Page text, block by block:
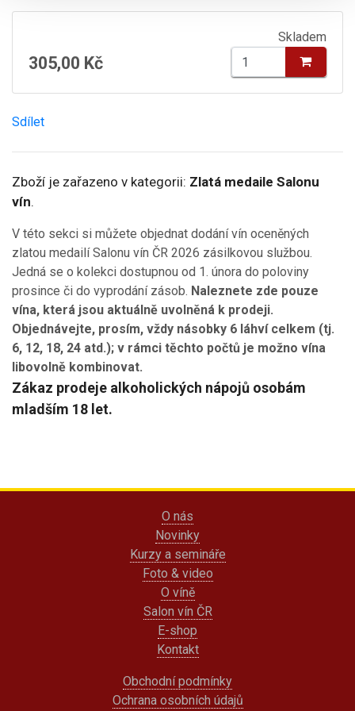
Skladem
305,00 Kč
Sdílet
Zboží je zařazeno v kategorii: Zlatá medaile Salonu
vín.
V této sekci si můžete objednat dodání vín oceněných
zlatou medailí Salonu vín ČR 2026 zásilkovou službou.
Jedná se o kolekci dostupnou od 1. února do poloviny
prosince či do vyprodání zásob. Naleznete zde pouze
vína, která jsou aktuálně uvolněná k prodeji.
Objednávejte, prosím, vždy násobky 6 láhví celkem (tj.
6, 12, 18, 24 atd.); v rámci těchto počtů je možno vína
libovolně kombinovat.
Zákaz prodeje alkoholických nápojů osobám
mladším 18 let.
O nás
Novinky
Kurzy a semináře
Foto & video
O víně
Salon vín ČR
E-shop
Kontakt
Obchodní podmínky
Ochrana osobních údajů